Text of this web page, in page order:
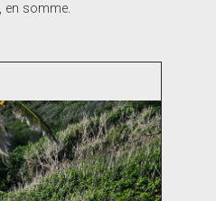
en somme.